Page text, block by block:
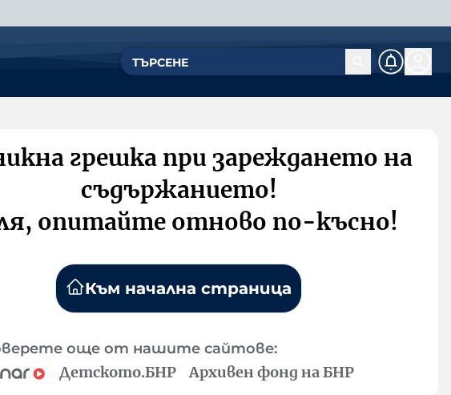
грешка при зареждането на
съдържанието!
опитайте отново по-късно!
Към начална страница
още от нашите сайтове:
Детското.БНР Архивен фонд на БНР